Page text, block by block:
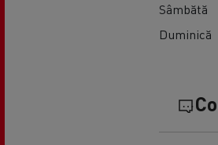
Sâmbătă
Duminică